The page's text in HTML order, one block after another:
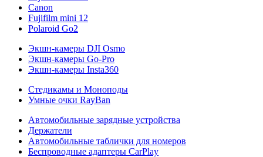
Canon
Fujifilm mini 12
Polaroid Go2
Экшн-камеры DJI Osmo
Экшн-камеры Go-Pro
Экшн-камеры Insta360
Стедикамы и Моноподы
Умные очки RayBan
Автомобильные зарядные устройства
Держатели
Автомобильные таблички для номеров
Беспроводные адаптеры CarPlay